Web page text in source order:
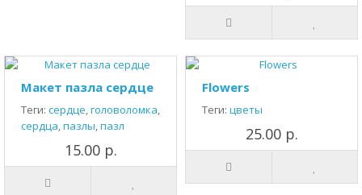
Макет пазла сердце
Теги: сердце,головоломка,
сердца,пазлы,пазл
15.00 р.
Flowers
Теги: цветы
25.00 р.